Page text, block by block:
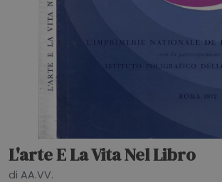
L'arte E La Vita Nel Libro
di AA.VV.